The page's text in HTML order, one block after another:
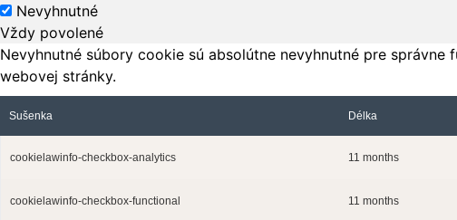
Nevyhnutné
Vždy povolené
Nevyhnutné súbory cookie sú absolútne nevyhnutné pre
webovej stránky.
Sušenka Délka
cookielawinfo-checkbox-analytics 11 months
cookielawinfo-checkbox-functional 11 months